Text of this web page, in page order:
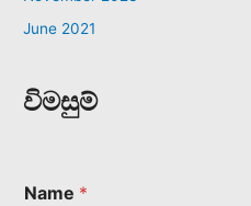
June 2021
විමසුම්
Name *